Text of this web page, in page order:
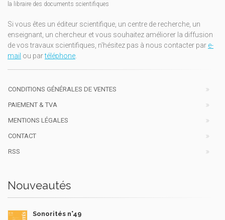
la libraire des documents scientifiques
Si vous êtes un éditeur scientifique, un centre de recherche, un
enseignant, un chercheur et vous souhaitez améliorer la diffusion
de vos travaux scientifiques, n'hésitez pas à nous contacter par e-
mail ou partéléphone.
CONDITIONS GÉNÉRALES DE VENTES
PAIEMENT & TVA
MENTIONS LÉGALES
CONTACT
RSS
Nouveautés
Sonorités n°49